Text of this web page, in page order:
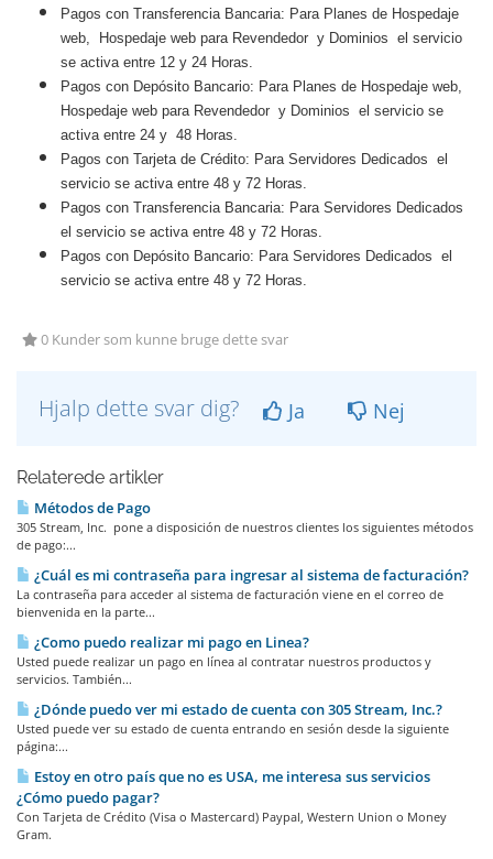
Pagos con Transferencia Bancaria: Para Planes de Hospedaje
web, Hospedaje web para Revendedor y Dominios el servicio
se activa entre 12 y 24 Horas.
Pagos con Depósito Bancario: Para Planes de Hospedaje web,
Hospedaje web para Revendedor y Dominios el servicio se
activa entre 24 y 48 Horas.
Pagos con Tarjeta de Crédito: Para Servidores Dedicados el
servicio se activa entre 48 y 72 Horas.
Pagos con Transferencia Bancaria: Para Servidores Dedicados
el servicio se activa entre 48 y 72 Horas.
Pagos con Depósito Bancario: Para Servidores Dedicados el
servicio se activa entre 48 y 72 Horas.
0 Kunder som kunne bruge dette svar
Hjalp dette svar dig? Ja Nej
Relaterede artikler
Métodos de Pago
305 Stream, Inc. pone a disposición de nuestros clientes los siguientes métodos
de pago:...
¿Cuál es mi contraseña para ingresar al sistema de facturación?
La contraseña para acceder al sistema de facturación viene en el correo de
bienvenida en la parte...
¿Como puedo realizar mi pago en Li­nea?
Usted puede realizar un pago en línea al contratar nuestros productos y
servicios. También...
¿Dónde puedo ver mi estado de cuenta con 305 Stream, Inc.?
Usted puede ver su estado de cuenta entrando en sesión desde la siguiente
página:...
Estoy en otro país que no es USA, me interesa sus servicios
¿Cómo puedo pagar?
Con Tarjeta de Crédito (Visa o Mastercard) Paypal, Western Union o Money
Gram.